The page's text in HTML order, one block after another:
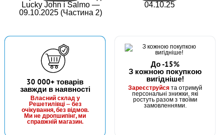
#1013-6
В наявності
Маг: 5 шт Базар: 5 шт
35 грн 10 шт.
Lucky John і Salmo —
09.10.2025 (Частина 2)
04.10.25
30 000+ товарів
завжди в наявності
Власний склад у
Решетилівці — без
очікування, без відмов.
Ми не дропшипінг, ми
справжній магазин.
До -15%
З кожною покупкою
вигідніше!
Зареєструйсята отримуй
персональні знижки, які
ростуть разом з твоїми
замовленнями.